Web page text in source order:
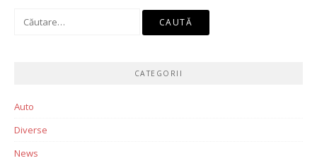
Caută
CATEGORII
Auto
Diverse
News